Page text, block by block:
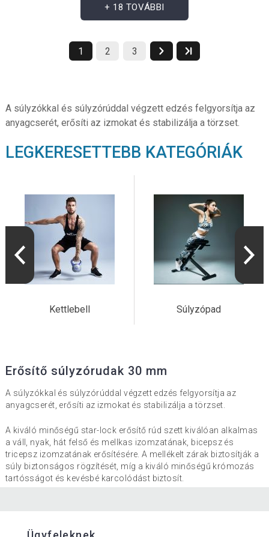
+ 18 TOVÁBBI
1 2 3
A súlyzókkal és súlyzórúddal végzett edzés felgyorsítja az
anyagcserét, erősíti az izmokat és stabilizálja a törzset.
LEGKERESETTEBB KATEGÓRIÁK
Kettlebell Súlyzópad
Erősítő súlyzórudak 30 mm
A súlyzókkal és súlyzórúddal végzett edzés felgyorsítja az
anyagcserét, erősíti az izmokat és stabilizálja a törzset.
A kiváló minőségű star-lock erősítő rúd szett kiválóan alkalmas
a váll, nyak, hát felső és mellkas izomzatának, bicepsz és
tricepsz izomzatának erősítésére. A mellékelt zárak biztosítják a
súly biztonságos rögzítését, míg a kiváló minőségű krómozás
tartósságot és kevésbé karcolódást biztosít.